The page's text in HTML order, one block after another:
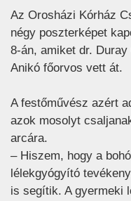
Az Orosházi Kórház
négy poszterképet
8-án, amiket dr.
Anikó főorvos vett át.
A festőművész azért
azok mosolyt
arcára.
– Hiszem, hogy a
lélekgyógyító
is segítik. A gyermeki